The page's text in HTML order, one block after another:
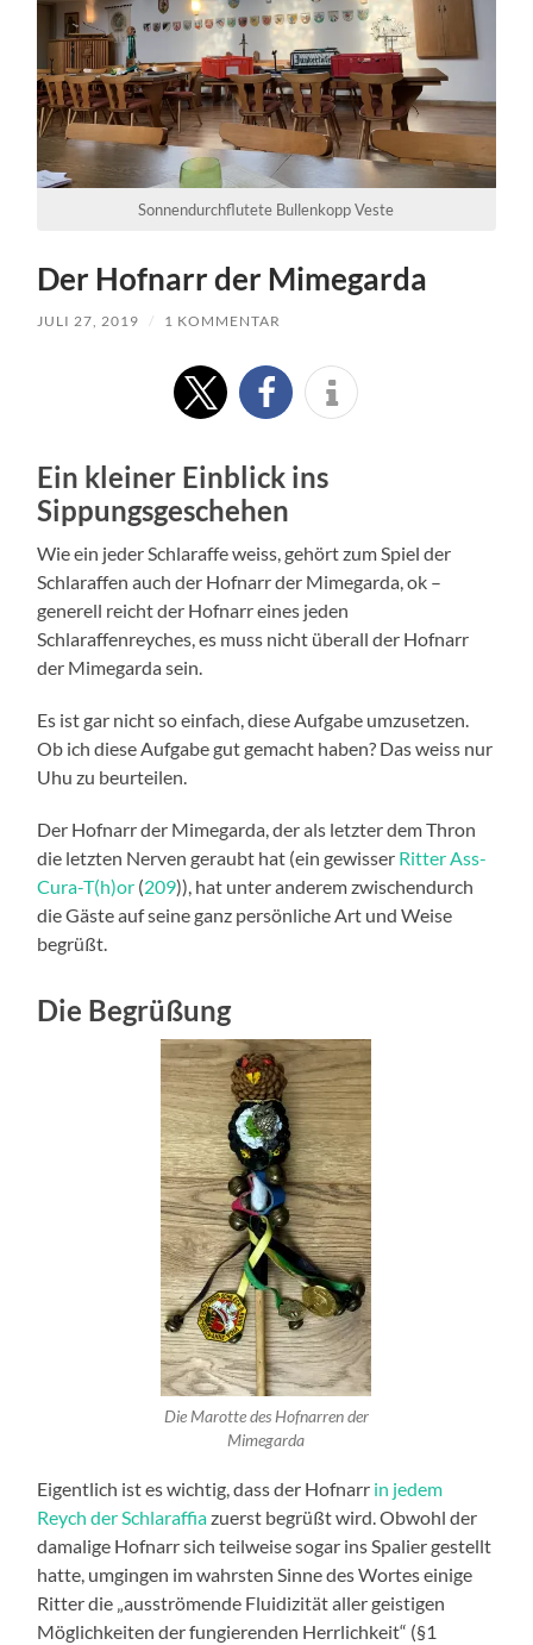
Sonnendurchflutete Bullenkopp Veste
Der Hofnarr der Mimegarda
JULI 27, 2019 / 1 KOMMENTAR
Ein kleiner Einblick ins
Sippungsgeschehen
Wie ein jeder Schlaraffe weiss, gehört zum Spiel der
Schlaraffen auch der Hofnarr der Mimegarda, ok –
generell reicht der Hofnarr eines jeden
Schlaraffenreyches, es muss nicht überall der Hofnarr
der Mimegarda sein.
Es ist gar nicht so einfach, diese Aufgabe umzusetzen.
Ob ich diese Aufgabe gut gemacht haben? Das weiss nur
Uhu zu beurteilen.
Der Hofnarr der Mimegarda, der als letzter dem Thron
die letzten Nerven geraubt hat (ein gewisser Ritter Ass-
Cura-T(h)or (209)), hat unter anderem zwischendurch
die Gäste auf seine ganz persönliche Art und Weise
begrüßt.
Die Begrüßung
Die Marotte des Hofnarren der
Mimegarda
Eigentlich ist es wichtig, dass der Hofnarr in jedem
Reych der Schlaraffiazuerst begrüßt wird. Obwohl der
damalige Hofnarr sich teilweise sogar ins Spalier gestellt
hatte, umgingen im wahrsten Sinne des Wortes einige
Ritter die „ausströmende Fluidizität aller geistigen
Möglichkeiten der fungierenden Herrlichkeit“ (§1